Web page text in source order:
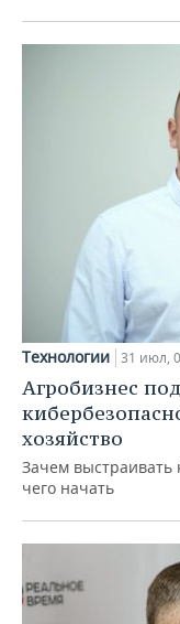
Технологии 31 июл,
Агробизнес
хозяйство
Зачем выстраивать
чего начать